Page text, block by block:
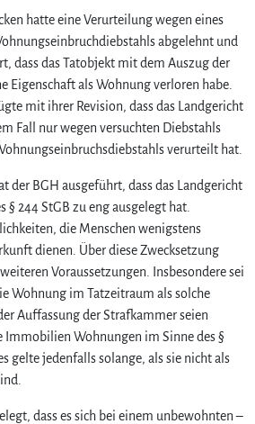
hatte eine Verurteilung wegen eines
abgelehnt und
dass das Tatobjekt mit dem Auszug der
Eigenschaft als Wohnung verloren habe.
mit ihrer Revision, dass das Landgericht
Fall nur wegen versuchten Diebstahls
verurteilt hat.
der BGH ausgeführt, dass das Landgericht
244 StGB zu eng ausgelegt hat.
die Menschen wenigstens
dienen. Über diese Zwecksetzung
Voraussetzungen. Insbesondere sei
Wohnung im Tatzeitraum als solche
Auffassung der Strafkammer seien
Wohnungen im Sinne des §
gelte jedenfalls solange, als sie nicht als
dass es sich bei einem unbewohnten –